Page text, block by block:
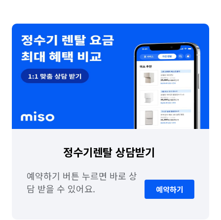
정수기렌탈 상담받기
예약하기 버튼 누르면 바로 상
담 받을 수 있어요.
예약하기